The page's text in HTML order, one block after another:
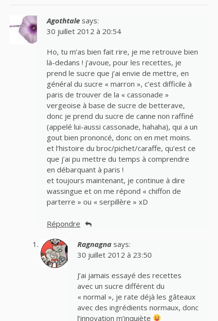
Agothtale says:
30 juillet 2012 à 20:54
Ho, tu m’as bien fait rire, je me retrouve bien
là-dedans ! j’avoue, pour les recettes, je
prend le sucre que j’ai envie de mettre, en
général du sucre « marron », c’est difficile à
paris de trouver de la « cassonade »
vergeoise à base de sucre de betterave,
donc je prend du sucre de canne non raffiné
(appelé lui-aussi cassonade, hahaha), qui a un
gout bien prononcé, donc on en met moins.
et l’histoire du broc/pichet/caraffe, qu’est ce
que j’ai pu mettre du temps à comprendre
en débarquant à paris !
et toujours maintenant, je continue à dire
wassingue et on me répond « chiffon de
parterre » ou « serpillère » xD
Répondre
Ragnagna says:
30 juillet 2012 à 23:50
J’ai jamais essayé des recettes
avec un sucre différent du
« normal », je rate déjà les gâteaux
avec des ingrédients normaux, donc
l’innovation m’inquiète